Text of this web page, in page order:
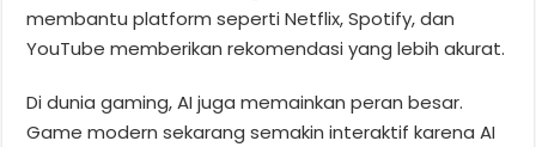
membantu platform seperti Netflix, Spotify, dan
YouTube memberikan rekomendasi yang lebih akurat.
Di dunia gaming, AI juga memainkan peran besar.
Game modern sekarang semakin interaktif karena AI